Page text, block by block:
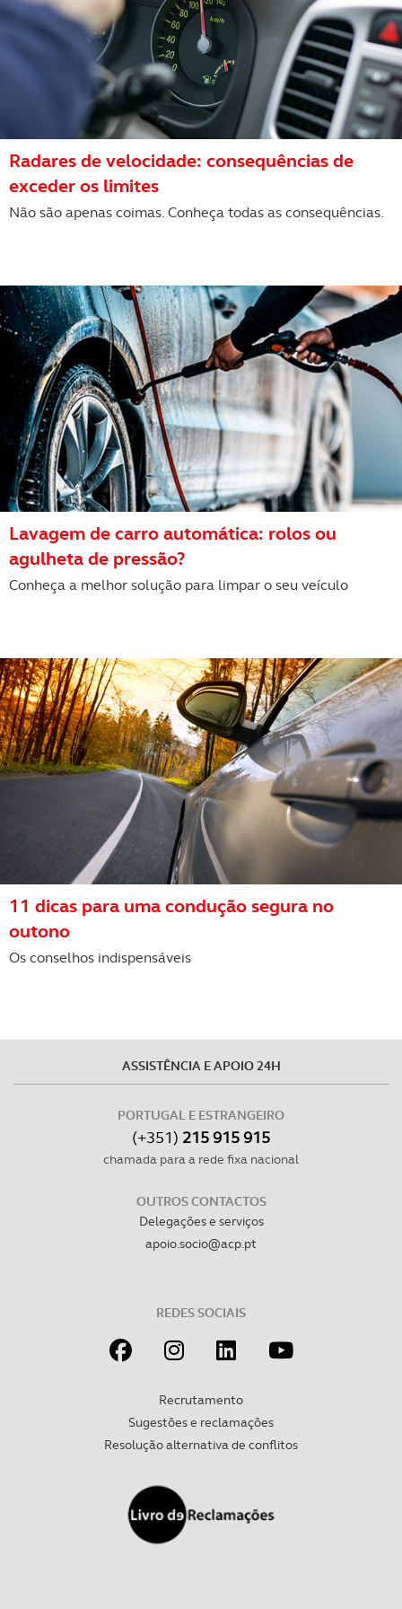
Realçamos que o bloqueio de certo tipo de Cookies e
tecnologias similares pode ter impacto na sua
experiência de navegação no Website e nos serviços
disponibilizados.
Consulte a política de cookies do site.
Radares de velocidade: consequências de
exceder os limites
Não são apenas coimas. Conheça todas as consequências.
Lavagem de carro automática: rolos ou
agulheta de pressão?
Conheça a melhor solução para limpar o seu veículo
11 dicas para uma condução segura no
outono
Os conselhos indispensáveis
ASSISTÊNCIA E APOIO 24H
PORTUGAL E ESTRANGEIRO
(+351) 215 915 915
chamada para a rede fixa nacional
OUTROS CONTACTOS
Delegações e serviços
apoio.socio@acp.pt
REDES SOCIAIS
Recrutamento
Sugestões e reclamações
Resolução alternativa de conflitos